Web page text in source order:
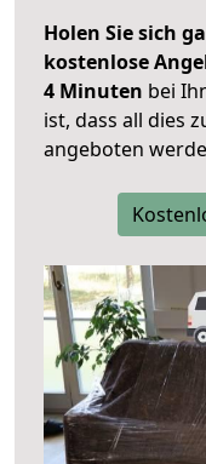
Holen Sie sich
kostenlose
4 Minuten bei
ist, dass all dies
angeboten